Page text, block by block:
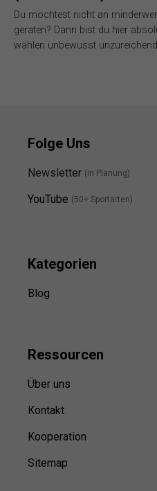
Du möchtest nicht an
geraten? Dann bist du hier
wählen unbewusst
Folge Uns
Newsletter (in Planung)
YouTube (50+ Sportarten)
Kategorien
Blog
Ressourcen
Über uns
Kontakt
Kooperation
Sitemap